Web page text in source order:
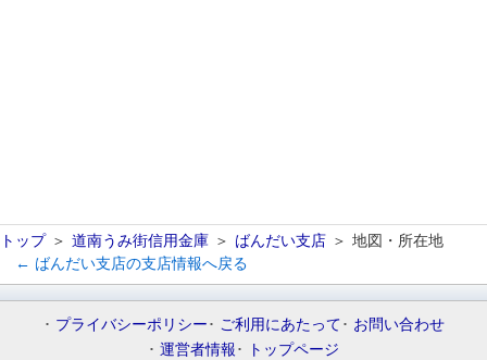
トップ 道南うみ街信用金庫 ばんだい支店
地図・所在地
← ばんだい支店の支店情報へ戻る
プライバシーポリシー ご利用にあたって
お問い合わせ
運営者情報
トップページ